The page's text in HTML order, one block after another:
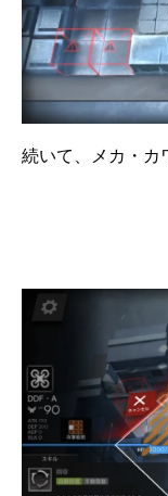
続いて、メカ・カ